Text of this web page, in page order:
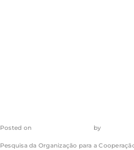
Posted on by
Pesquisa da Organização para a